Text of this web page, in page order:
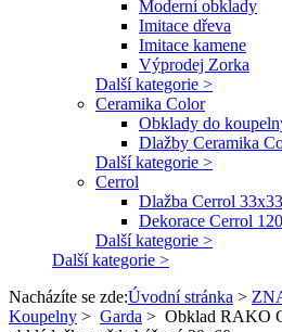
Moderní obklady
Imitace dřeva
Imitace kamene
Výprodej Zorka
Další kategorie >
Ceramika Color
Obklady do
Dlažby Ceramika
Další kategorie >
Cerrol
Dlažba Cerrol 33x33
Dekorace Cerrol
Další kategorie >
Další kategorie >
Nacházíte se zde:Úvodní stránka >
Koupelny > Garda > Obklad RAKO